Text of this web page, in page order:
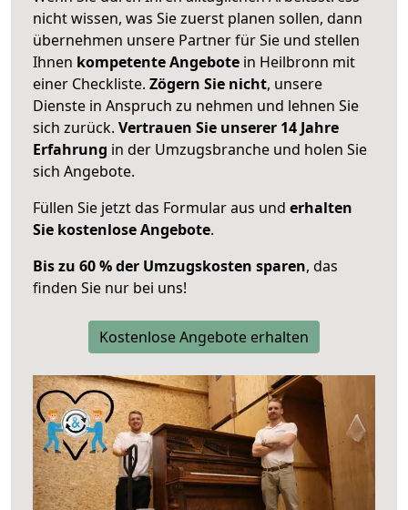
nicht wissen, was Sie zuerst planen sollen, dann
übernehmen unsere Partner für Sie und stellen
Ihnen kompetente Angebote in Heilbronn mit
einer Checkliste. Zögern Sie nicht, unsere
Dienste in Anspruch zu nehmen und lehnen Sie
sich zurück. Vertrauen Sie unserer 14 Jahre
Erfahrung in der Umzugsbranche und holen Sie
sich Angebote.
Füllen Sie jetzt das Formular aus und erhalten
Sie kostenlose Angebote.
Bis zu 60 % der Umzugskosten sparen, das
finden Sie nur bei uns!
Kostenlose Angebote erhalten